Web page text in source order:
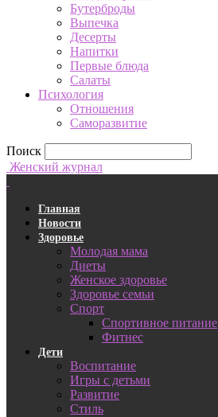
Бутерброды
Выпечка
Десерты
Напитки
Первые блюда
Салаты
Психология
Отношения
Саморазвитие
Поиск
Женский журнал
Главная
Новости
Здоровье
Молодая мама
Диеты
Женское здоровье
Здоровье семьи
Спорт
Спортивное питание
Фитнес
Дети
Воспитание
Игры с детьми
Развитие
Стиль